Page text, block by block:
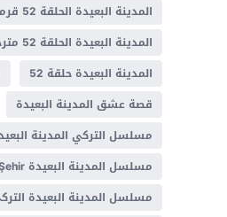
المدينة البعيدة الحلقة 52 قرمزي
المدينة البعيدة الحلقة 52 مترجم
المدينة البعيدة حلقة 52
قصة عشق المدينة البعيدة
مسلسل التركي المدينة
مسلسل المدينة البعيدة Uzak Şehir
مسلسل المدينة البعيدة التركي